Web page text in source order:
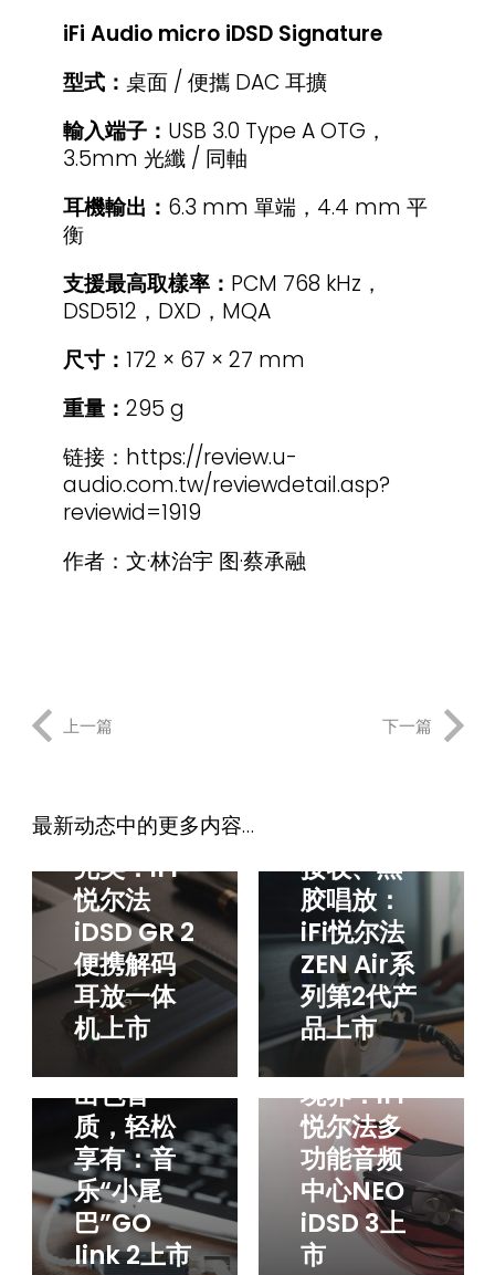
iFi Audio micro iDSD Signature
型式： 桌面 / 便攜 DAC 耳擴
輸入端子： USB 3.0 Type A OTG，
3.5mm 光纖 / 同軸
耳機輸出： 6.3 mm 單端，4.4 mm 平
衡
支援最高取樣率： PCM 768 kHz，
DSD512，DXD，MQA
尺寸： 172 × 67 × 27 mm
重量： 295 g
链接：https://review.u-
audio.com.tw/reviewdetail.asp?
reviewid=1919
作者：文·林治宇 图·蔡承融
上一篇 下一篇
最新动态中的更多内容…
奇，臻于
完美：iFi
悦尔法
iDSD GR 2
便携解码
耳放一体
机上市
接收、黑
胶唱放：
iFi悦尔法
ZEN Air系
列第2代产
品上市
出色音
质，轻松
享有：音
乐“小尾
巴”GO
link 2上市
拥抱全新
境界：iFi
悦尔法多
功能音频
中心NEO
iDSD 3上
市